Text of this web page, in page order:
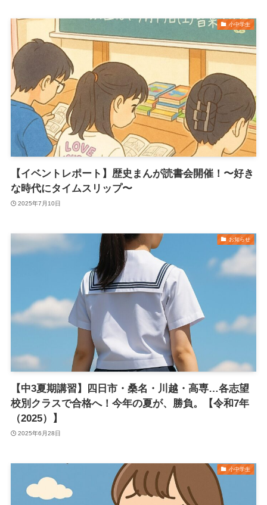
小中学生
【イベントレポート】歴史まんが読書会開催！〜好き
な時代にタイムスリップ〜
2025年7月10日
お知らせ
【中3夏期講習】四日市・桑名・川越・高専…各志望
校別クラスで合格へ！今年の夏が、勝負。【令和7年
（2025）】
2025年6月28日
小中学生